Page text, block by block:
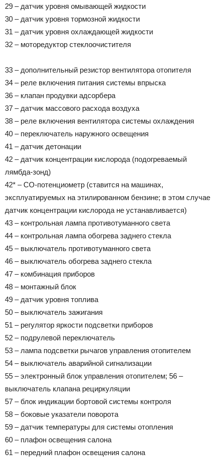
29 – датчик уровня омывающей жидкости
30 – датчик уровня тормозной жидкости
31 – датчик уровня охлаждающей жидкости
32 – моторедуктор стеклоочистителя
33 – дополнительный резистор вентилятора отопителя
34 – реле включения питания системы впрыска
36 – клапан продувки адсорбера
37 – датчик массового расхода воздуха
38 – реле включения вентилятора системы охлаждения
40 – переключатель наружного освещения
41 – датчик детонации
42 – датчик концентрации кислорода (подогреваемый
лямбда-зонд)
42* – СО-потенциометр (ставится на машинах,
эксплуатируемых на этилированном бензине; в этом случае
датчик концентрации кислорода не устанавливается)
43 – контрольная лампа противотуманного света
44 – контрольная лампа обогрева заднего стекла
45 – выключатель противотуманного света
46 – выключатель обогрева заднего стекла
47 – комбинация приборов
48 – монтажный блок
49 – датчик уровня топлива
50 – выключатель зажигания
51 – регулятор яркости подсветки приборов
52 – подрулевой переключатель
53 – лампа подсветки рычагов управления отопителем
54 – выключатель аварийной сигнализации
55 – электронный блок управления отопителем; 56 –
выключатель клапана рециркуляции
57 – блок индикации бортовой системы контроля
58 – боковые указатели поворота
59 – датчик температуры для системы отопления
60 – плафон освещения салона
61 – передний плафон освещения салона